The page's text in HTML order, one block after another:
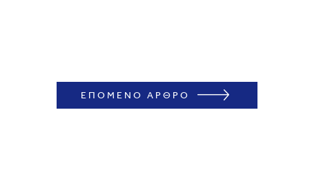
ΕΠΟΜΕΝΟ ΑΡΘΡΟ